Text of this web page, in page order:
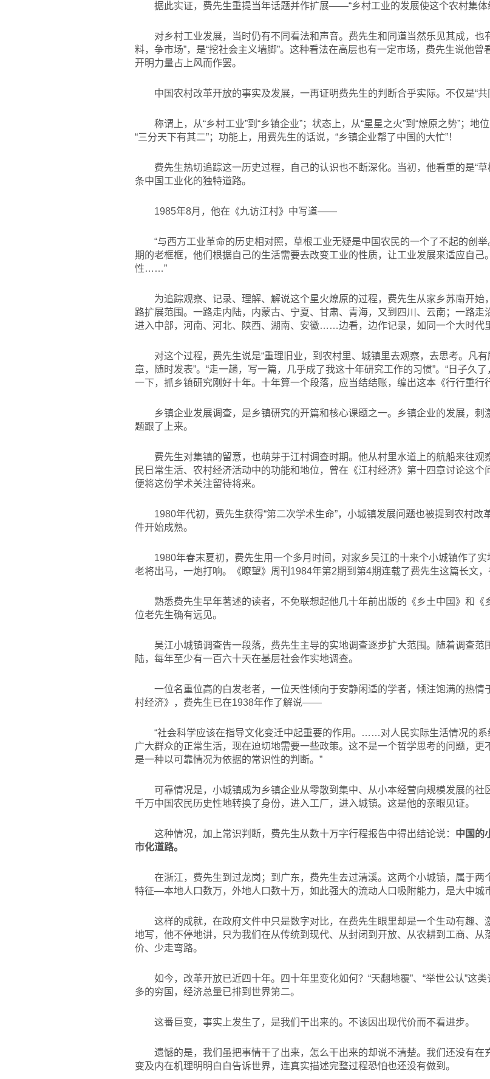
据此实证，费先生重提当年话题并作扩展——“乡村工业的发展使这个农村集体
对乡村工业发展，当时仍有不同看法和声音。费先生和同道当然乐见其成，也
料，争市场”，是“挖社会主义墙脚”。这种看法在高层也有一定市场，费先生说他
开明力量占上风而作罢。
中国农村改革开放的事实及发展，一再证明费先生的判断合乎实际。不仅是“共
称谓上，从“乡村工业”到“乡镇企业”；状态上，从“星星之火”到“燎原之势”；地
“三分天下有其二”；功能上，用费先生的话说，“乡镇企业帮了中国的大忙”！
费先生热切追踪这一历史过程，自己的认识也不断深化。当初，他看重的是“
条中国工业化的独特道路。
1985年8月，他在《九访江村》中写道——
“与西方工业革命的历史相对照，草根工业无疑是中国农民的一个了不起的创
期的老框框，他们根据自己的生活需要去改变工业的性质，让工业发展来适应自
性……”
为追踪观察、记录、理解、解说这个星火燎原的过程，费先生从家乡苏南开
路扩展范围。一路走内陆，内蒙古、宁夏、甘肃、青海，又到四川、云南；一路
进入中部，河南、河北、陕西、湖南、安徽……边看，边作记录，如同一个大时代
对这个过程，费先生说是“重理旧业，到农村里、城镇里去观察，去思考。凡
章，随时发表”。“走一趟，写一篇，几乎成了我这十年研究工作的习惯”。“日子
一下，抓乡镇研究刚好十年。十年算一个段落，应当结结账，编出这本《行行重行
乡镇企业发展调查，是乡镇研究的开篇和核心课题之一。乡镇企业的发展，
题跟了上来。
费先生对集镇的留意，也萌芽于江村调查时期。他从村里水道上的航船来往
民日常生活、农村经济活动中的功能和地位，曾在《江村经济》第十四章讨论这
便将这份学术关注留待将来。
1980年代初，费先生获得“第二次学术生命”，小城镇发展问题也被提到农村
件开始成熟。
1980年春末夏初，费先生用一个多月时间，对家乡吴江的十来个小城镇作了
老将出马，一炮打响。《瞭望》周刊1984年第2期到第4期连载了费先生这篇长文
熟悉费先生早年著述的读者，不免联想起他几十年前出版的《乡土中国》和
位老先生确有远见。
吴江小城镇调查告一段落，费先生主导的实地调查逐步扩大范围。随着调查
陆，每年至少有一百六十天在基层社会作实地调查。
一位名重位高的白发老者，一位天性倾向于安静闲适的学者，倾注饱满的热
村经济》，费先生已在1938年作了解说——
“社会科学应该在指导文化变迁中起重要的作用。……对人民实际生活情况的
广大群众的正常生活，现在迫切地需要一些政策。这不是一个哲学思考的问题，
是一种以可靠情况为依据的常识性的判断。”
可靠情况是，小城镇成为乡镇企业从零散到集中、从小本经营向规模发展的
千万中国农民历史性地转换了身份，进入工厂，进入城镇。这是他的亲眼见证。
这种情况，加上常识判断，费先生从数十万字行程报告中得出结论说： 中国的
市化道路。
在浙江，费先生到过龙岗；到广东，费先生去过清溪。这两个小城镇，属于
特征—本地人口数万，外地人口数十万，如此强大的流动人口吸附能力，是大中城
这样的成就，在政府文件中只是数字对比，在费先生眼里却是一个生动有趣
地写，他不停地讲，只为我们在从传统到现代、从封闭到开放、从农耕到工商、
价、少走弯路。
如今，改革开放已近四十年。四十年里变化如何？“天翻地覆”、“举世公认”这
多的穷国，经济总量已排到世界第二。
这番巨变，事实上发生了，是我们干出来的。不该因出现代价而不看进步。
遗憾的是，我们虽把事情干了出来，怎么干出来的却说不清楚。我们还没有
变及内在机理明明白白告诉世界，连真实描述完整过程恐怕也还没有做到。